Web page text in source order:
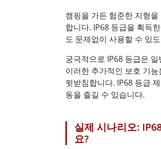
캠핑을 가든 험준한 지형
합니다. IP68 등급을 획득
도 문제없이 사용할 수 있
궁극적으로 IP68 등급은
이러한 추가적인 보호 기
뒷받침합니다. IP68 등급
동을 즐길 수 있습니다.
실제 시나리오:
요?